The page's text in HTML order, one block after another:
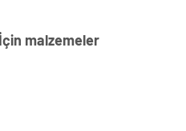
malzemeler